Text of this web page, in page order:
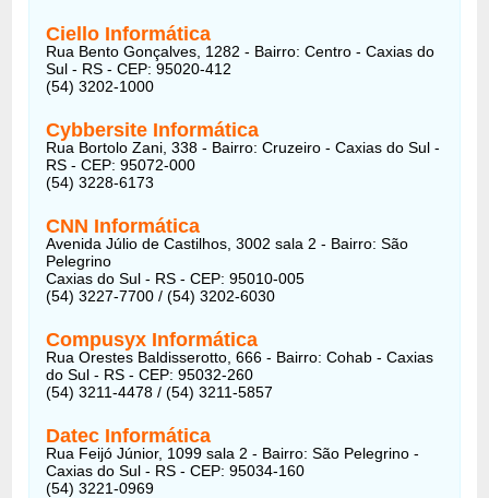
Ciello Informática
Rua Bento Gonçalves, 1282 - Bairro: Centro - Caxias do
Sul - RS - CEP: 95020-412
(54) 3202-1000
Cybbersite Informática
Rua Bortolo Zani, 338 - Bairro: Cruzeiro - Caxias do Sul -
RS - CEP: 95072-000
(54) 3228-6173
CNN Informática
Avenida Júlio de Castilhos, 3002 sala 2 - Bairro: São
Pelegrino
Caxias do Sul - RS - CEP: 95010-005
(54) 3227-7700 / (54) 3202-6030
Compusyx Informática
Rua Orestes Baldisserotto, 666 - Bairro: Cohab - Caxias
do Sul - RS - CEP: 95032-260
(54) 3211-4478 / (54) 3211-5857
Datec Informática
Rua Feijó Júnior, 1099 sala 2 - Bairro: São Pelegrino -
Caxias do Sul - RS - CEP: 95034-160
(54) 3221-0969